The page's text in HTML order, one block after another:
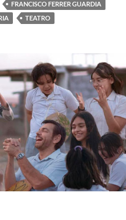
FRANCISCO FERRER GUARDIA
TEATRO